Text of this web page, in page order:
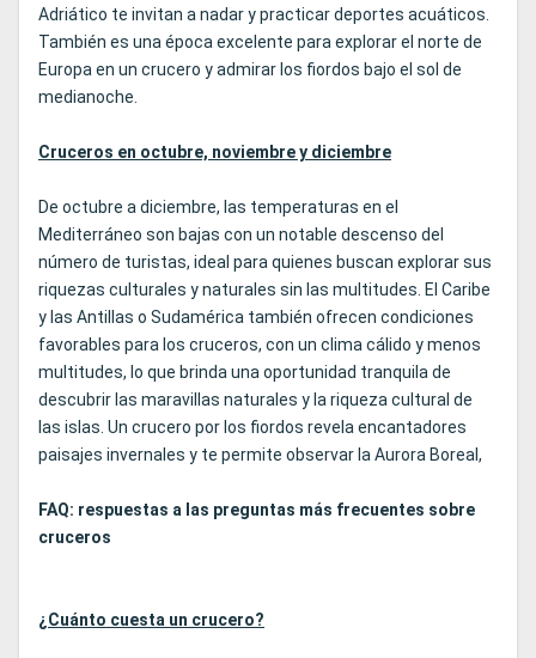
Adriático te invitan a nadar y practicar deportes acuáticos.
También es una época excelente para explorar el norte de
Europa en un crucero y admirar los fiordos bajo el sol de
medianoche.
Cruceros en octubre, noviembre y diciembre
De octubre a diciembre, las temperaturas en el
Mediterráneo son bajas con un notable descenso del
número de turistas, ideal para quienes buscan explorar sus
riquezas culturales y naturales sin las multitudes. El Caribe
y las Antillas o Sudamérica también ofrecen condiciones
favorables para los cruceros, con un clima cálido y menos
multitudes, lo que brinda una oportunidad tranquila de
descubrir las maravillas naturales y la riqueza cultural de
las islas. Un crucero por los fiordos revela encantadores
paisajes invernales y te permite observar la Aurora Boreal,
FAQ: respuestas a las preguntas más frecuentes sobre
cruceros
¿Cuánto cuesta un crucero?